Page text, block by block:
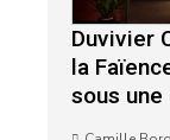
Duvivier
la
sous